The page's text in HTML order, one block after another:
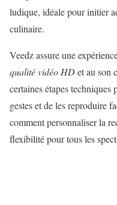
ludique, idéale pour initier
culinaire.
Veedz assure une
qualité vidéo HDet au son
certaines étapes
gestes et de les reproduire
comment personnaliser la
flexibilité pour tous les